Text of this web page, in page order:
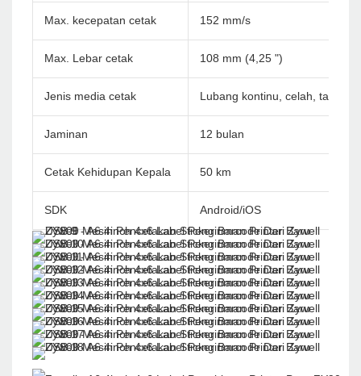
Max. kecepatan cetak 152 mm/s
Max. Lebar cetak 108 mm (4,25 ")
Jenis media cetak Lubang kontinu, celah, tanda
Jaminan 12 bulan
Cetak Kehidupan Kepala 50 km
SDK Android/iOS